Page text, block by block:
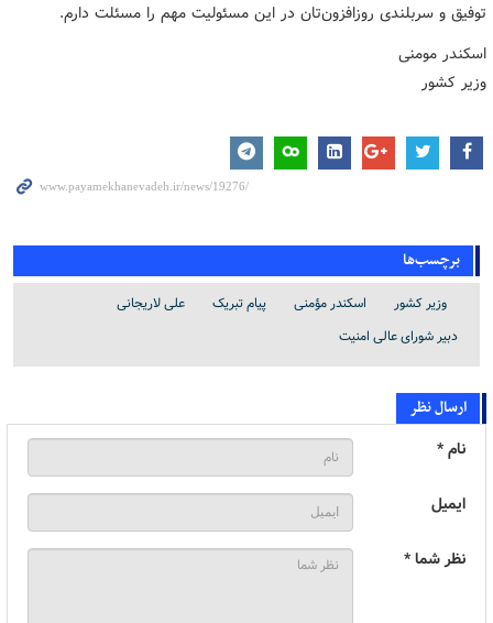
توفیق و سربلندی روزافزون‌تان در این مسئولیت مهم را مسئلت دارم.
اسکندر مومنی
وزیر کشور
برچسب‌ها
وزیر کشور اسکندر مؤمنی پیام تبریک
علی لاریجانی
دبیر شورای عالی امنیت
ارسال نظر
نام *
ایمیل
نظر شما *